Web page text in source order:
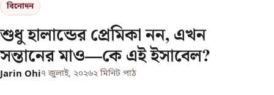
বিনোদন
শুধু হালান্ডের প্রেমিকা নন, এখন
সন্তানের মাও—কে এই ইসাবেল?
Jarin Ohi৭ জুলাই, ২০২৬২ মিনিট পাঠ